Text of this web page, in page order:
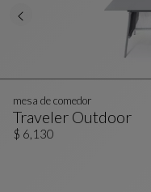
Traveler Outdoor
Mesa De Comedor
Ver Descripción
mesa de comedor
$ 6,130